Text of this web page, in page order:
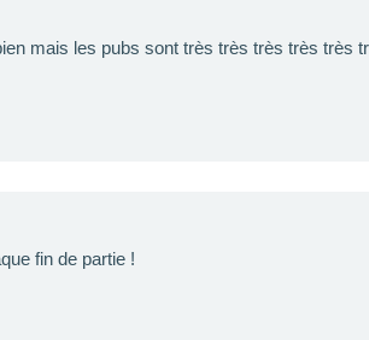
mais les pubs sont très très très très très
fin de partie !